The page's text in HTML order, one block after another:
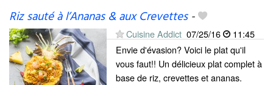
Riz sauté à l’Ananas & aux Crevettes-
Cuisine Addict 07/25/16
11:45
Envie d'évasion? Voici le plat qu'il
vous faut!! Un délicieux plat complet à
base de riz, crevettes et ananas.